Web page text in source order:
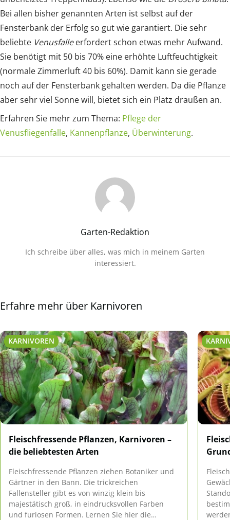
Bei allen bisher genannten Arten ist selbst auf der
Fensterbank der Erfolg so gut wie garantiert. Die sehr
beliebte Venusfalleerfordert schon etwas mehr Aufwand.
Sie benötigt mit 50 bis 70% eine erhöhte Luftfeuchtigkeit
(normale Zimmerluft 40 bis 60%). Damit kann sie gerade
noch auf der Fensterbank gehalten werden. Da die Pflanze
aber sehr viel Sonne will, bietet sich ein Platz draußen an.
Erfahren Sie mehr zum Thema: Pflege der
Venusfliegenfalle, Kannenpflanze, Überwinterung.
Garten-Redaktion
Ich schreibe über alles, was mich in meinem Garten
interessiert.
Erfahre mehr über Karnivoren
KARNIVOREN
Fleischfressende Pflanzen, Karnivoren –
die beliebtesten Arten
Fleischfressende Pflanzen ziehen Botaniker und
Gärtner in den Bann. Die trickreichen
Fallensteller gibt es von winzig klein bis
majestätisch groß, in eindrucksvollen Farben
und furiosen Formen. Lernen Sie hier die